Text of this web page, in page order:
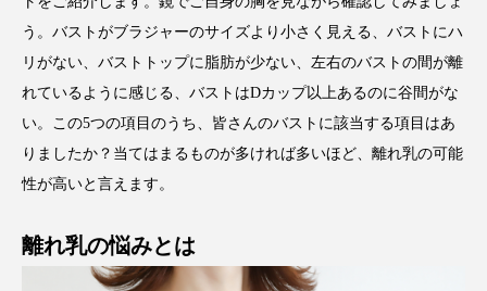
う。バストがブラジャーのサイズより小さく見える、バストにハ
リがない、バストトップに脂肪が少ない、左右のバストの間が離
れているように感じる、バストはDカップ以上あるのに谷間がな
い。この5つの項目のうち、皆さんのバストに該当する項目はあ
りましたか？当てはまるものが多ければ多いほど、離れ乳の可能
性が高いと言えます。
離れ乳の悩みとは